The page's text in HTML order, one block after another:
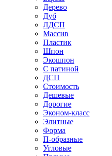
Дерево
Дуб
ЛДСП
Массив
Пластик
Шпон
Экошпон
С патиной
ДСП
Стоимость
Дешевые
Дорогие
Эконом-класс
Элитные
Форма
П-образные
Угловые